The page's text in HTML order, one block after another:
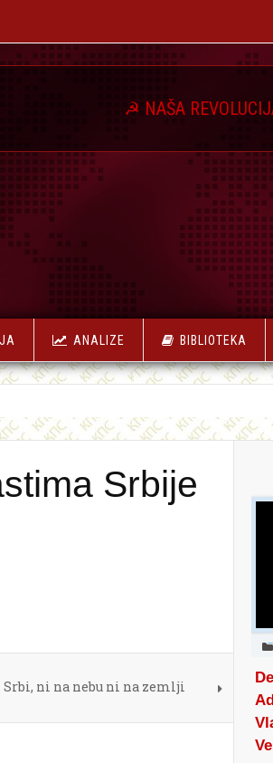
NAŠA REVOLUCIJA ☭ -
ANALIZE BIBLIOTEKA
Srbije
ni na nebu ni na zemlji